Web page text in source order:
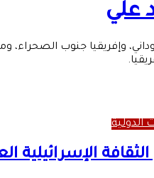
علي
وإفريقيا جنوب الصحراء،
الدولية
الإسرائيلية